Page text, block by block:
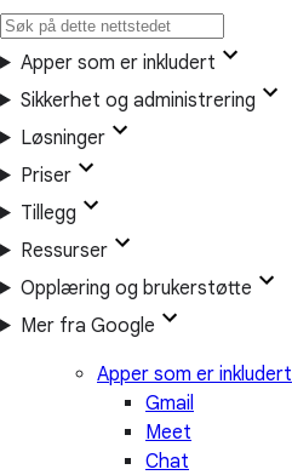
Apper som er inkludert
Sikkerhet og administrering
Løsninger
Priser
Tillegg
Ressurser
Opplæring og brukerstøtte
Mer fra Google
Apper som er inkludert
Gmail
Meet
Chat